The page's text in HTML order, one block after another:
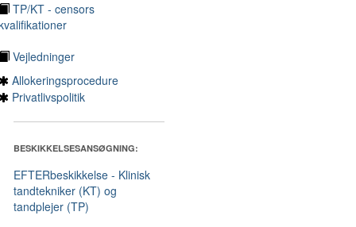
TP/KT - censors
Vejledninger
Allokeringsprocedure
Privatlivspolitik
BESKIKKELSESANSØGNING:
EFTERbeskikkelse - Klinisk
tandtekniker (KT) og
tandplejer (TP)